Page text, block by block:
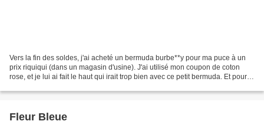
Vers la fin des soldes, j'ai acheté un bermuda burbe**y pour ma puce à un
prix riquiqui (dans un magasin d'usine). J'ai utilisé mon coupon de coton
rose, et je lui ai fait le haut qui irait trop bien avec ce petit bermuda. Et pour
Fleur Bleue